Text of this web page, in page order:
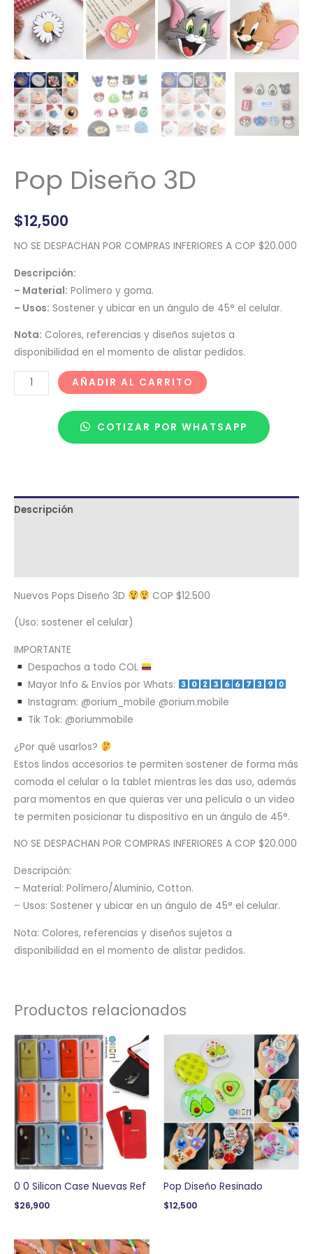
Pop Diseño 3D
$12,500
NO SE DESPACHAN POR COMPRAS INFERIORES A COP $20.000
Descripción:
– Material: Polímero y goma.
– Usos: Sostener y ubicar en un ángulo de 45° el celular.
Nota: Colores, referencias y diseños sujetos a
disponibilidad en el momento de alistar pedidos.
AÑADIR AL CARRITO
COTIZAR POR WHATSAPP
Descripción
Nuevos Pops Diseño 3D COP $12.500
(Uso: sostener el celular)
IMPORTANTE
Despachos a todo COL
Mayor Info & Envíos por Whats:
Instagram: @orium_mobile @orium.mobile
Tik Tok: @oriummobile
¿Por qué usarlos?
Estos lindos accesorios te permiten sostener de forma más
comoda el celular o la tablet mientras les das uso, además
para momentos en que quieras ver una película o un video
te permiten posicionar tu dispositivo en un ángulo de 45°.
NO SE DESPACHAN POR COMPRAS INFERIORES A COP $20.000
Descripción:
– Material: Polímero/Aluminio, Cotton.
– Usos: Sostener y ubicar en un ángulo de 45° el celular.
Nota: Colores, referencias y diseños sujetos a
disponibilidad en el momento de alistar pedidos.
Productos relacionados
0 0 Silicon Case Nuevas Ref
$26,900
Pop Diseño Resinado
$12,500